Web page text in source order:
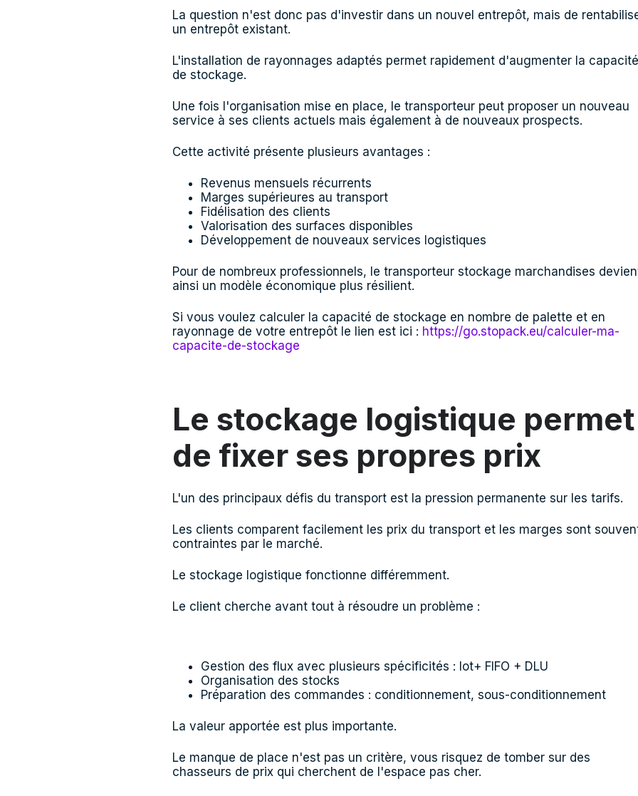
La question n'est donc pas d'investir dans un nouvel entrepôt, mais de
un entrepôt existant.
L'installation de rayonnages adaptés permet rapidement d'augmenter la
de stockage.
Une fois l'organisation mise en place, le transporteur peut proposer un nouveau
service à ses clients actuels mais également à de nouveaux prospects.
Cette activité présente plusieurs avantages :
Revenus mensuels récurrents
Marges supérieures au transport
Fidélisation des clients
Valorisation des surfaces disponibles
Développement de nouveaux services logistiques
Pour de nombreux professionnels, le transporteur stockage marchandises
ainsi un modèle économique plus résilient.
Si vous voulez calculer la capacité de stockage en nombre de palette et en
rayonnage de votre entrepôt le lien est ici : https://go.stopack.eu/calculer-ma-
capacite-de-stockage
Le stockage logistique permet
de fixer ses propres prix
L'un des principaux défis du transport est la pression permanente sur les tarifs.
Les clients comparent facilement les prix du transport et les marges sont
contraintes par le marché.
Le stockage logistique fonctionne différemment.
Le client cherche avant tout à résoudre un problème :
Gestion des flux avec plusieurs spécificités : lot+ FIFO + DLU
Organisation des stocks
Préparation des commandes : conditionnement, sous-conditionnement
La valeur apportée est plus importante.
Le manque de place n'est pas un critère, vous risquez de tomber sur des
chasseurs de prix qui cherchent de l'espace pas cher.